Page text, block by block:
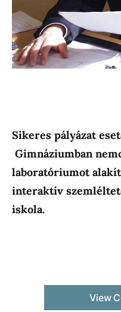
Sikeres pályázat
Gimnáziumban
laboratóriumot
interaktív
iskola.
View